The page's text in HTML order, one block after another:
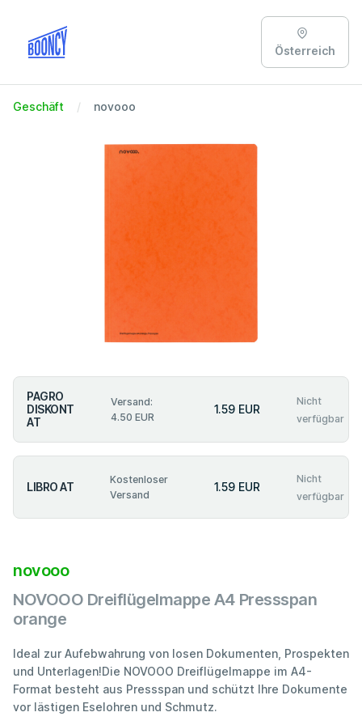
Österreich
Geschäft novooo
PAGRO
DISKONT
AT
Versand:
4.50 EUR
1.59 EUR
Nicht
verfügbar
LIBRO AT
Kostenloser
Versand
1.59 EUR
Nicht
verfügbar
novooo
NOVOOO Dreiflügelmappe A4 Pressspan
orange
Ideal zur Aufebwahrung von losen Dokumenten, Prospekten
und Unterlagen!Die NOVOOO Dreiflügelmappe im A4-
Format besteht aus Pressspan und schützt Ihre Dokumente
vor lästigen Eselohren und Schmutz.